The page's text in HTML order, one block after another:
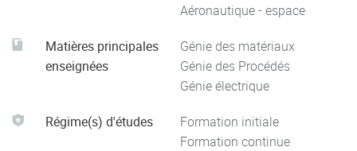
Aéronautique - espace
Matières principales
enseignées
Génie des matériaux
Génie des Procédés
Génie électrique
Régime(s) d'études
Formation initiale
Formation continue